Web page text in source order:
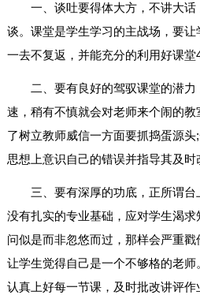
一、谈吐要得体大方，不讲大
谈。课堂是学生学习的主战场，要
一去不复返，并能充分的利用好课堂
二、要有良好的驾驭课堂的潜
速，稍有不慎就会对老师来个闹的
了树立教师威信一方面要抓捣蛋源
思想上意识自己的错误并指导其及时
三、要有深厚的功底，正所谓
没有扎实的专业基础，应对学生渴
问似是而非忽悠而过，那样会严重
让学生觉得自己是一个不够格的老师
认真上好每一节课，及时批改讲评